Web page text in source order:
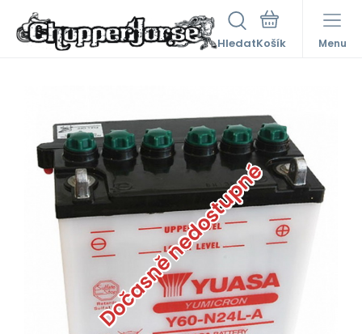
Hledat Menu
Dočasně nedostupné